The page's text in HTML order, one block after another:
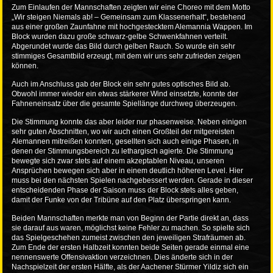
Zum Einlaufen der Mannschaften zeigten wir eine Choreo mit dem Motto
„Wir steigen Niemals ab! – Gemeinsam zum Klassenerhalt“, bestehend
aus einer großen Zaunfahne mit hochgestecktem Alemannia Wappen. Im
Block wurden dazu große schwarz-gelbe Schwenkfahnen verteilt.
Abgerundet wurde das Bild durch gelben Rauch. So wurde ein sehr
stimmiges Gesamtbild erzeugt, mit dem wir uns sehr zufrieden zeigen
können.
Auch im Anschluss gab der Block ein sehr gutes optisches Bild ab.
Obwohl immer wieder ein etwas stärkerer Wind einsetzte, konnte der
Fahneneinsatz über die gesamte Spiellänge durchweg überzeugen.
Die Stimmung konnte das aber leider nur phasenweise. Neben einigen
sehr guten Abschnitten, wo wir auch einen Großteil der mitgereisten
Alemannen mitreißen konnten, gesellten sich auch einige Phasen, in
denen der Stimmungsbereich zu lethargisch agierte. Die Stimmung
bewegte sich zwar stets auf einem akzeptablen Niveau, unseren
Ansprüchen bewegen sich aber in einem deutlich höheren Level. Hier
muss bei den nächsten Spielen nachgebessert werden. Gerade in dieser
entscheidenden Phase der Saison muss der Block stets alles geben,
damit der Funke von der Tribüne auf den Platz überspringen kann.
Beiden Mannschaften merkte man von Beginn der Partie direkt an, dass
sie darauf aus waren, möglichst keine Fehler zu machen. So spielte sich
das Spielgeschehen zumeist zwischen den jeweiligen Strafräumen ab.
Zum Ende der ersten Halbzeit konnten beide Seiten gerade einmal eine
nennenswerte Offensivaktion verzeichnen. Dies änderte sich in der
Nachspielzeit der ersten Hälfte, als der Aachener Stürmer Yildiz sich ein